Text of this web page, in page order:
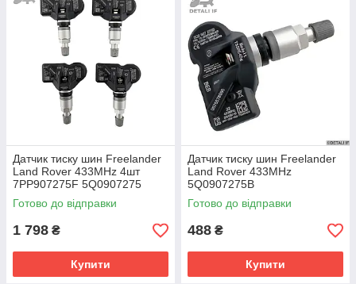
Датчик тиску шин Freelander
Land Rover 433MHz 4шт
7PP907275F 5Q0907275
5Q0907275B
Готово до відправки
1 798 ₴
Купити
Датчик тиску шин Freelander
Land Rover 433MHz
5Q0907275B
Готово до відправки
488 ₴
Купити